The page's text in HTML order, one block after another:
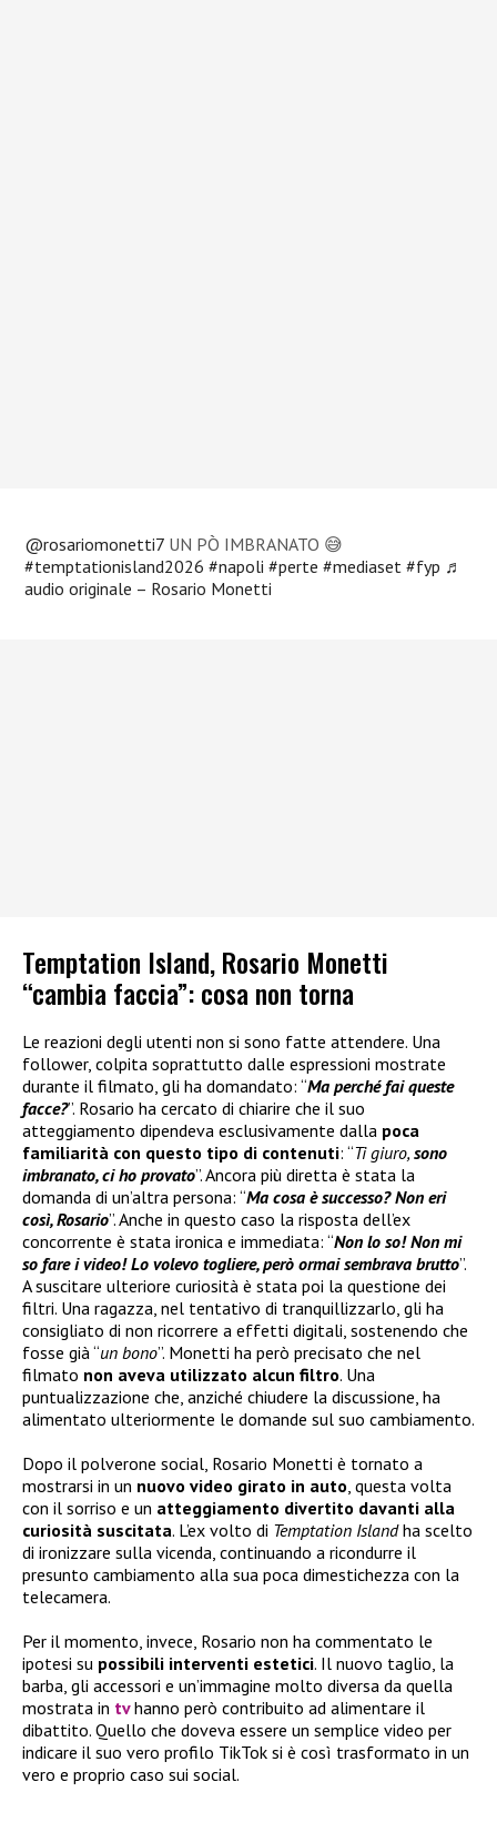
@rosariomonetti7 UN PÒ IMBRANATO 😅
#temptationisland2026 #napoli #perte #mediaset #fyp ♬
audio originale – Rosario Monetti
Temptation Island, Rosario Monetti
“cambia faccia”: cosa non torna
Le reazioni degli utenti non si sono fatte attendere. Una
follower, colpita soprattutto dalle espressioni mostrate
durante il filmato, gli ha domandato: “Ma perché fai queste
facce?”. Rosario ha cercato di chiarire che il suo
atteggiamento dipendeva esclusivamente dalla poca
familiarità con questo tipo di contenuti: “Ti giuro, sono
imbranato, ci ho provato”. Ancora più diretta è stata la
domanda di un’altra persona: “Ma cosa è successo? Non eri
così, Rosario”. Anche in questo caso la risposta dell’ex
concorrente è stata ironica e immediata: “Non lo so! Non mi
so fare i video! Lo volevo togliere, però ormai sembrava brutto”.
A suscitare ulteriore curiosità è stata poi la questione dei
filtri. Una ragazza, nel tentativo di tranquillizzarlo, gli ha
consigliato di non ricorrere a effetti digitali, sostenendo che
fosse già “un bono”. Monetti ha però precisato che nel
filmato non aveva utilizzato alcun filtro. Una
puntualizzazione che, anziché chiudere la discussione, ha
alimentato ulteriormente le domande sul suo cambiamento.
Dopo il polverone social, Rosario Monetti è tornato a
mostrarsi in un nuovo video girato in auto, questa volta
con il sorriso e un atteggiamento divertito davanti alla
curiosità suscitata. L’ex volto di Temptation Islandha scelto
di ironizzare sulla vicenda, continuando a ricondurre il
presunto cambiamento alla sua poca dimestichezza con la
telecamera.
Per il momento, invece, Rosario non ha commentato le
ipotesi su possibili interventi estetici. Il nuovo taglio, la
barba, gli accessori e un’immagine molto diversa da quella
mostrata in tvhanno però contribuito ad alimentare il
dibattito. Quello che doveva essere un semplice video per
indicare il suo vero profilo TikTok si è così trasformato in un
vero e proprio caso sui social.